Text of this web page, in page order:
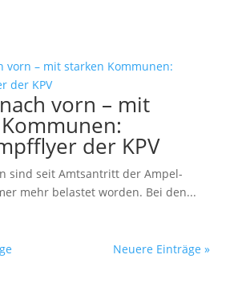
vorn – mit
der KPV
sind seit Amtsantritt der Ampel-
mehr belastet worden. Bei den...
Neuere Einträge »